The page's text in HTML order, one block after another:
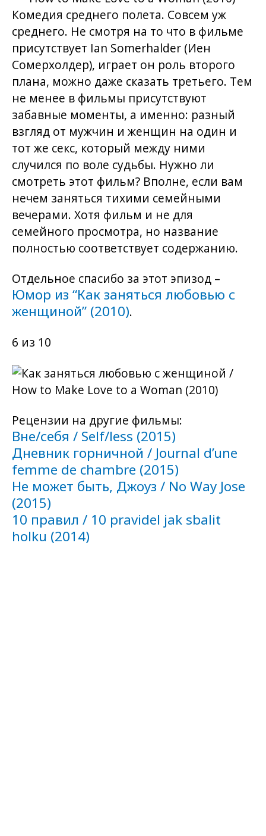
Комедия среднего полета. Совсем уж
среднего. Не смотря на то что в фильме
присутствует Ian Somerhalder (Иен
Сомерхолдер), играет он роль второго
плана, можно даже сказать третьего. Тем
не менее в фильмы присутствуют
забавные моменты, а именно: разный
взгляд от мужчин и женщин на один и
тот же секс, который между ними
случился по воле судьбы. Нужно ли
смотреть этот фильм? Вполне, если вам
нечем заняться тихими семейными
вечерами. Хотя фильм и не для
семейного просмотра, но название
полностью соответствует содержанию.
Отдельное спасибо за этот эпизод –
Юмор из “Как заняться любовью с
женщиной” (2010).
6 из 10
Рецензии на другие фильмы:
Вне/себя / Self/less (2015)
Дневник горничной / Journal d’une
femme de chambre (2015)
Не может быть, Джоуз / No Way Jose
(2015)
10 правил / 10 pravidel jak sbalit
holku (2014)